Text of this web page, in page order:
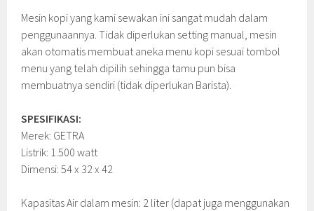
Mesin kopi yang kami sewakan ini sangat mudah dalam
penggunaannya. Tidak diperlukan setting manual, mesin
akan otomatis membuat aneka menu kopi sesuai tombol
menu yang telah dipilih sehingga tamu pun bisa
membuatnya sendiri (tidak diperlukan Barista).
SPESIFIKASI:
Merek: GETRA
Listrik: 1.500 watt
Dimensi: 54 x 32 x 42
Kapasitas Air dalam mesin: 2 liter (dapat juga menggunakan